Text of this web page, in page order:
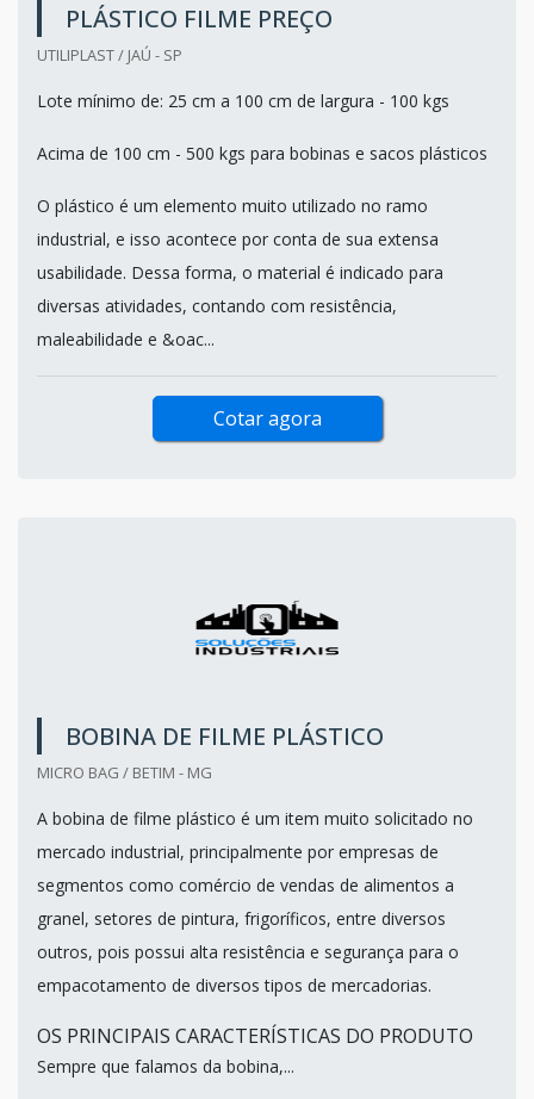
PLÁSTICO FILME PREÇO
UTILIPLAST / JAÚ - SP
Lote mínimo de: 25 cm a 100 cm de largura - 100 kgs
Acima de 100 cm - 500 kgs para bobinas e sacos plásticos
O plástico é um elemento muito utilizado no ramo
industrial, e isso acontece por conta de sua extensa
usabilidade. Dessa forma, o material é indicado para
diversas atividades, contando com resistência,
maleabilidade e &oac...
Cotar agora
BOBINA DE FILME PLÁSTICO
MICRO BAG / BETIM - MG
A bobina de filme plástico é um item muito solicitado no
mercado industrial, principalmente por empresas de
segmentos como comércio de vendas de alimentos a
granel, setores de pintura, frigoríficos, entre diversos
outros, pois possui alta resistência e segurança para o
empacotamento de diversos tipos de mercadorias.
OS PRINCIPAIS CARACTERÍSTICAS DO PRODUTO
Sempre que falamos da bobina,...